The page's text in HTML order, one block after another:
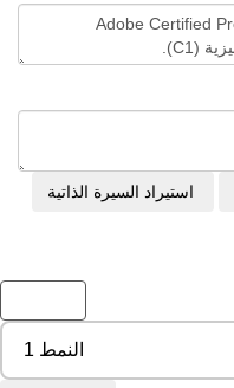
استيراد السيرة الذاتية